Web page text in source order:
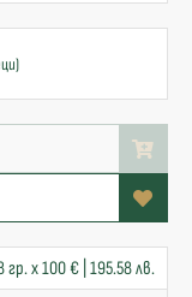
гр. x 100 € | 195.58 лв.